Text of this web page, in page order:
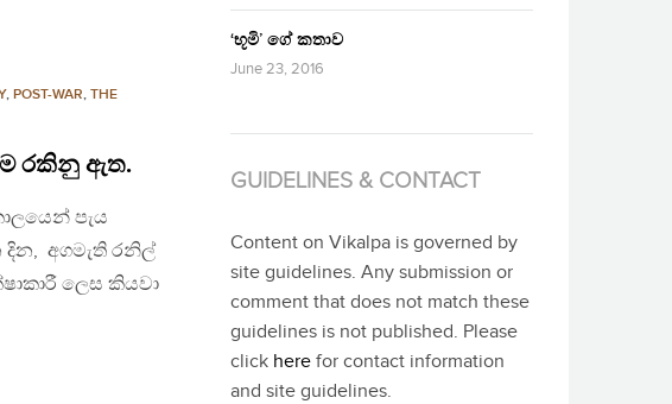
, POST-WAR, THE
රකිනු ඇත.
පැය
දින, අගමැති රනිල්
ලෙස කියවා
‘භූමි’ ගේ කතාව
June 23, 2016
GUIDELINES & CONTACT
Content on Vikalpa is governed by
site guidelines. Any submission or
comment that does not match these
guidelines is not published. Please
click here for contact information
and site guidelines.